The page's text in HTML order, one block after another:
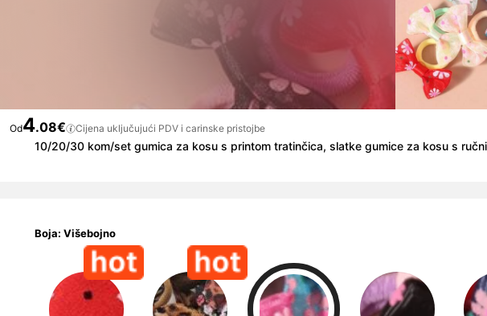
Od4.08€ Cijena uključujući PDV i carinske pristojbe
10/20/30 kom/set gumica za kosu s printom tratinčica, slatke gumice za kosu s
Boja: Višebojno